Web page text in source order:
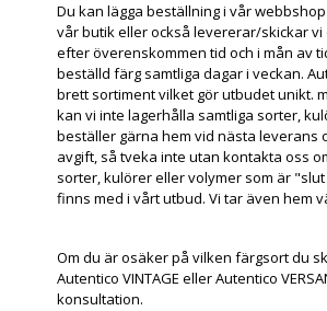
Du kan lägga beställning i vår
vår butik eller också levererar/skickar vi
efter överenskommen tid och i mån av
beställd färg samtliga dagar i veckan.
brett sortiment vilket gör utbudet unikt.
kan vi inte lagerhålla samtliga sorter,
beställer gärna hem vid nästa leverans
avgift, så tveka inte utan kontakta oss
sorter, kulörer eller volymer som är
finns med i vårt utbud. Vi tar även hem
Om du är osäker på vilken färgsort du
Autentico VINTAGE eller Autentico
konsultation.